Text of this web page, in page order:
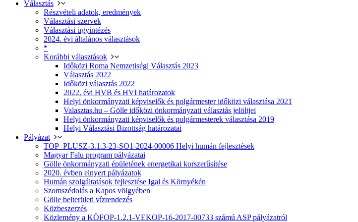
Választás
Részvételi adatok, eredmények
Választási szervek
Választási ügyintézés
2024. évi általános választások
*
Korábbi választások
Időközi Roma Nemzetiségi Választás 2023
Választás 2022
Időközi választás 2022
2022. évi HVB és HVI határozatok
Helyi önkormányzati képviselők és polgármester időközi választása 2021
Valasztas.hu – Gölle időközi önkormányzati választás jelöltjei
Helyi önkormányzati képviselők és polgármesterek választása 2019
Helyi Választási Bizottság határozatai
Pályázat
TOP_PLUSZ-3.1.3-23-SO1-2024-00006 Helyi humán fejlesztések
Magyar Falu program pályázatai
Gölle önkormányzati épületének energetikai korszerűsítése
2020. évben elnyert pályázatok
Humán szolgáltatások fejlesztése Igal és Környékén
Szomszédolás a Kapos völgyében
Gölle belterületi vízrendezés
Közbeszerzés
Közlemény a KÖFOP-1.2.1-VEKOP-16-2017-00733 számú ASP pályázatról